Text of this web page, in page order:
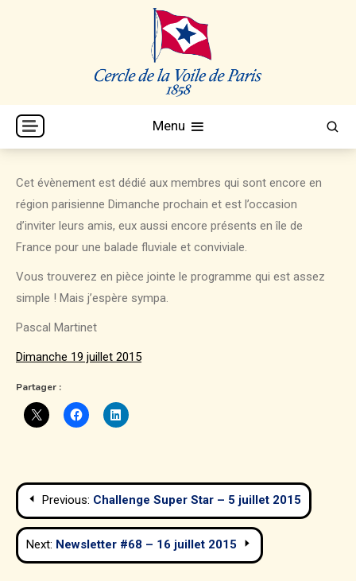
CVP
Cercle de la Voile de Paris
Menu
Cet évènement est dédié aux membres qui sont encore en
région parisienne Dimanche prochain et est l’occasion
d’inviter leurs amis, eux aussi encore présents en île de
France pour une balade fluviale et conviviale.
Vous trouverez en pièce jointe le programme qui est assez
simple ! Mais j’espère sympa.
Pascal Martinet
Dimanche 19 juillet 2015
Partager :
Navigation
de
l’article
Previous: Challenge Super Star – 5 juillet 2015
Next: Newsletter #68 – 16 juillet 2015